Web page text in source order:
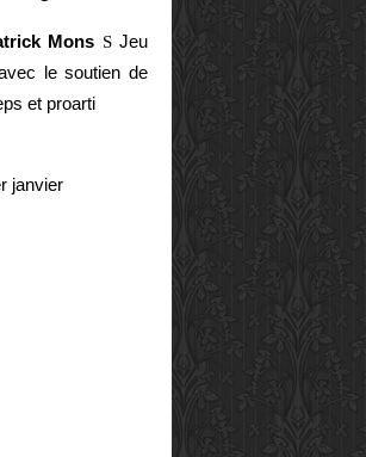
Mons S Jeu
le soutien de
et proarti
janvier